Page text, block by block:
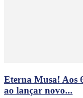
Eterna Musa! Aos
ao lançar novo...